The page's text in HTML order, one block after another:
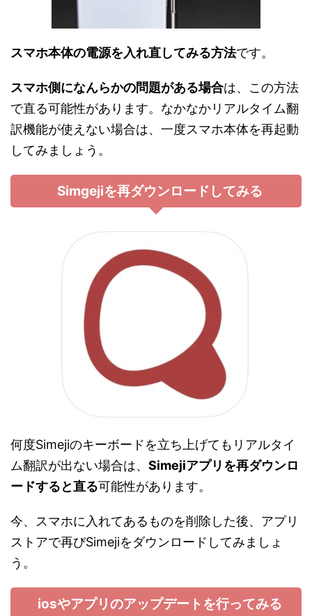
スマホ本体の電源を入れ直してみる方法です。
スマホ側になんらかの問題がある場合は、この方法
で直る可能性があります。なかなかリアルタイム翻
訳機能が使えない場合は、一度スマホ本体を再起動
してみましょう。
Simgejiを再ダウンロードしてみる
何度Simejiのキーボードを立ち上げてもリアルタイ
ム翻訳が出ない場合は、 Simejiアプリを再ダウンロ
ードすると直る可能性があります。
今、スマホに入れてあるものを削除した後、アプリ
ストアで再びSimejiをダウンロードしてみましょ
う。
iosやアプリのアップデートを行ってみる